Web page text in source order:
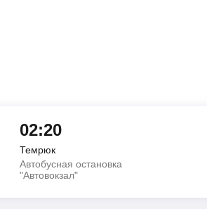
02:20
Темрюк
Автобусная остановка
"Автовокзал"